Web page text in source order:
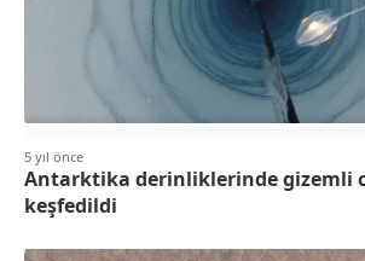
5 yıl önce
Antarktika derinliklerinde gizemli
keşfedildi